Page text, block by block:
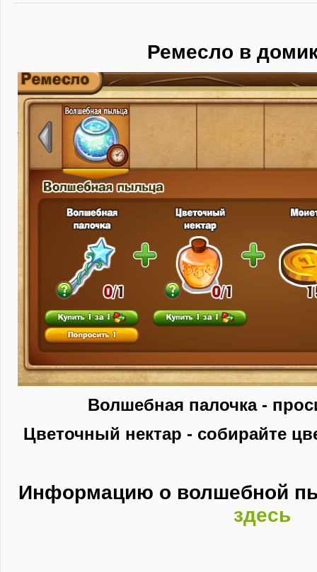
Ремесло в
Волшебная палочка -
Цветочный нектар - собирайте
Информацию о волшебной
здесь